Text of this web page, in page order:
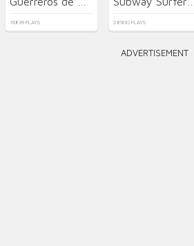
16839 PLAYS 28900 PLAYS
ADVERTISEMENT